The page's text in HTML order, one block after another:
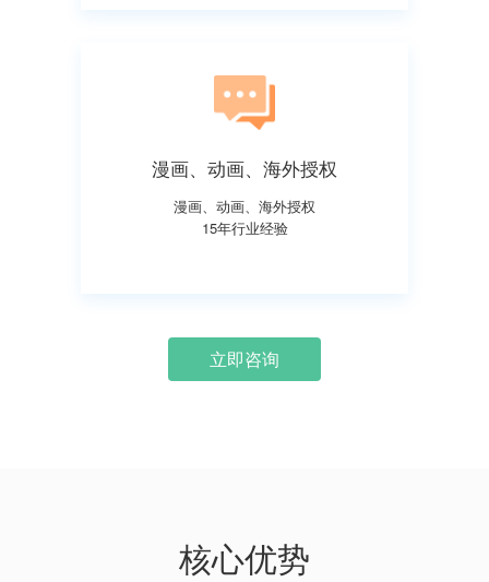
漫画、动画、海外授权
漫画、动画、海外授权
15年行业经验
立即咨询
核心优势